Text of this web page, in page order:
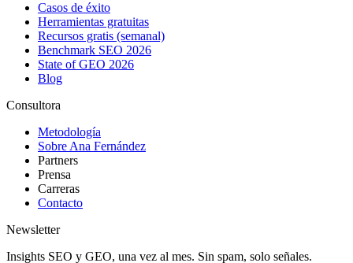
Casos de éxito
Herramientas gratuitas
Recursos gratis (semanal)
Benchmark SEO 2026
State of GEO 2026
Blog
Consultora
Metodología
Sobre Ana Fernández
Partners
Prensa
Carreras
Contacto
Newsletter
Insights SEO y GEO, una vez al mes. Sin spam, solo señales.